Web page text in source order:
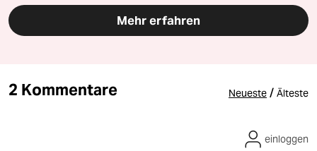
Mehr erfahren
2 Kommentare Neueste / Älteste
einloggen